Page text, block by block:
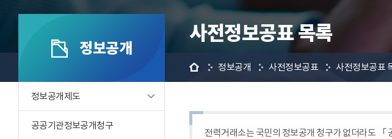
정보공개
정보공개제도
공공기관정보공개청구
사전정보공표 목록
홈 정보공개 사전정보공표 사전정보공표
전력거래소는 국민의 정보공개 청구가 없더라도 「